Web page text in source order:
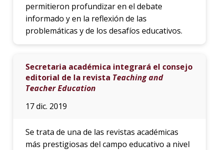
permitieron profundizar en el debate
informado y en la reflexión de las
problemáticas y de los desafíos educativos.
Secretaria académica integrará el consejo
editorial de la revista Teaching and
Teacher Education
17 dic. 2019
Se trata de una de las revistas académicas
más prestigiosas del campo educativo a nivel